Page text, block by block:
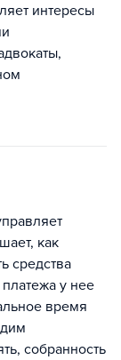
интересы
как
средства
у нее
время
собранность